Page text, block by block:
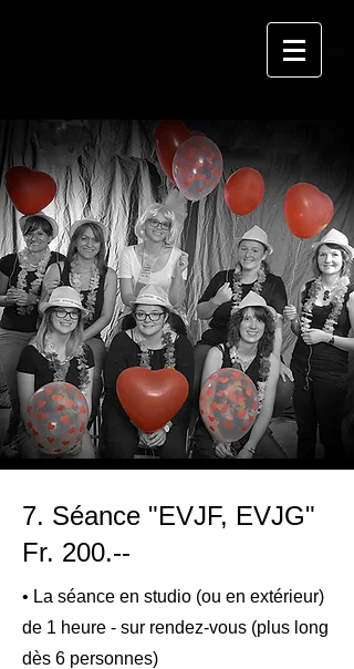
7. Séance "EVJF, EVJG"
Fr. 200.--
• La séance en studio (ou en extérieur)
de 1 heure - sur rendez-vous (plus long
dès 6 personnes)